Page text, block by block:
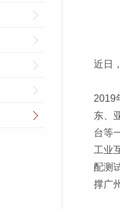
近日
2019
东、
台等
工业
配测
撑广